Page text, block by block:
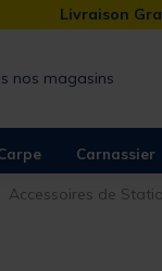
Livraison
nos magasins
Carnassier
Accessoires de